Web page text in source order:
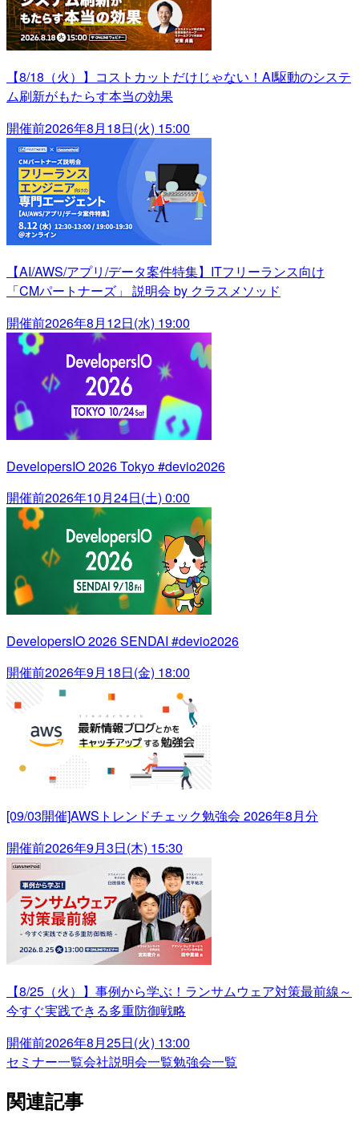
【8/18（火）】コストカットだけじゃない！AI駆動のシステ
ム刷新がもたらす本当の効果
開催前2026年8月18日(火) 15:00
【AI/AWS/アプリ/データ案件特集】ITフリーランス向け
「CMパートナーズ」 説明会 by クラスメソッド
開催前2026年8月12日(水) 19:00
DevelopersIO 2026 Tokyo #devio2026
開催前2026年10月24日(土) 0:00
DevelopersIO 2026 SENDAI #devio2026
開催前2026年9月18日(金) 18:00
[09/03開催]AWSトレンドチェック勉強会 2026年8月分
開催前2026年9月3日(木) 15:30
【8/25（火）】事例から学ぶ！ランサムウェア対策最前線～
今すぐ実践できる多重防御戦略
開催前2026年8月25日(火) 13:00
セミナー一覧会社説明会一覧勉強会一覧
関連記事